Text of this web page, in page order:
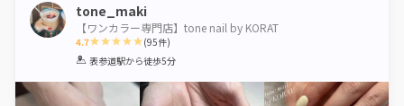
tone_maki
【ワンカラー専門店】tone nail by KORAT
4.7
1 2 3 4 5
(95件)
表参道駅から徒歩5分